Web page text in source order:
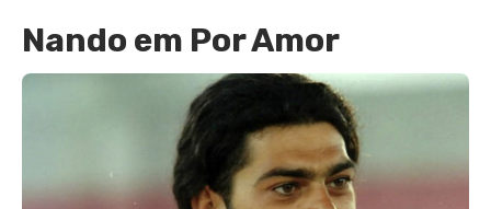
Nando em Por Amor